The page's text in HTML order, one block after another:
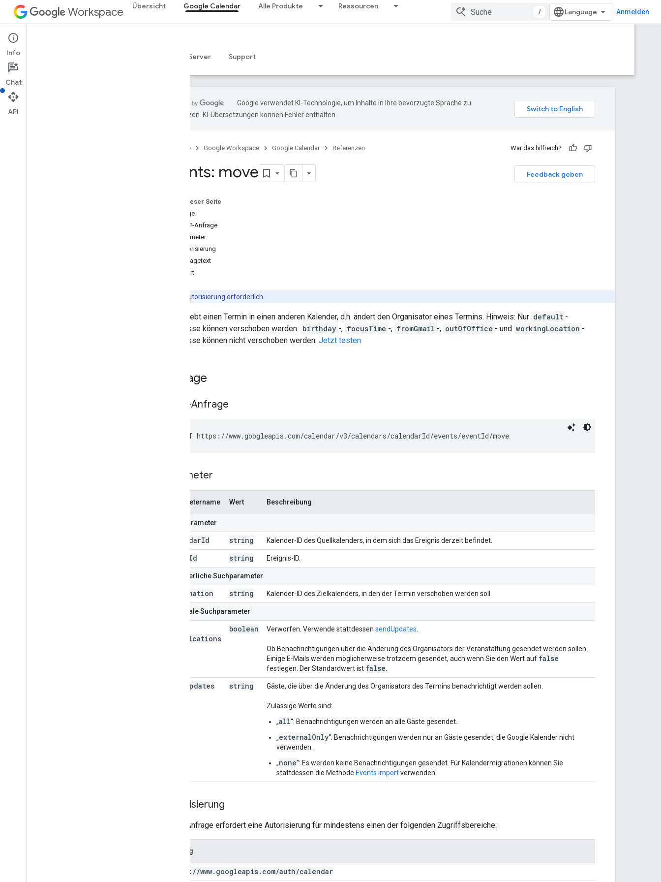
Workspace Übersicht Google Calendar Alle Produkte Ressourcen
/ Anmelden
Google Calendar
Übersicht MCP-Server Support
Google verwendet KI-Technologie, um Inhalte in Ihre bevorzugte Sprache zu
übersetzen. KI-Übersetzungen können Fehler enthalten.
Startseite Google Workspace Google Calendar Referenzen War das hilfreich?
Feedback geben
Events: move
Auf dieser Seite
Anfrage
HTTP-Anfrage
Parameter
Autorisierung
Anfragetext
Antwort
Autorisierung erforderlich.
Verschiebt einen Termin in einen anderen Kalender, d.h. ändert den Organisator eines Termins. Hinweis: Nur default -
Ereignisse können verschoben werden. birthday -, focusTime -, fromGmail -, outOfOffice - und workingLocation -
Ereignisse können nicht verschoben werden. Jetzt testen
Anfrage
HTTP-Anfrage
POST https://www.googleapis.com/calendar/v3/calendars/calendarId/events/eventId/move
Parameter
Parametername Wert Beschreibung
Pfadparameter
calendarId string Kalender-ID des Quellkalenders, in dem sich das Ereignis derzeit befindet.
Id string Ereignis-ID.
Erforderliche Suchparameter
destination string Kalender-ID des Zielkalenders, in den der Termin verschoben werden soll.
Optionale Suchparameter
Notifications
boolean Verworfen. Verwende stattdessen sendUpdates
Ob Benachrichtigungen über die Änderung des Organisators der Veranstaltung gesendet werden sollen.
Einige E-Mails werden möglicherweise trotzdem gesendet, auch wenn Sie den Wert auf false
festlegen. Der Standardwert ist false
Updates string Gäste, die über die Änderung des Organisators des Termins benachrichtigt werden sollen.
Zulässige Werte sind:
„all“: Benachrichtigungen werden an alle Gäste gesendet.
„externalOnly“: Benachrichtigungen werden nur an Gäste gesendet, die Google Kalender nicht
verwenden.
„none“: Es werden keine Benachrichtigungen gesendet. Für Kalendermigrationen können Sie
stattdessen die Methode Events.importverwenden.
Autorisierung
Diese Anfrage erfordert eine Autorisierung für mindestens einen der folgenden Zugriffsbereiche:
Umfang
https: //www. googleapis. com/auth/calendar
Info
Chat
API